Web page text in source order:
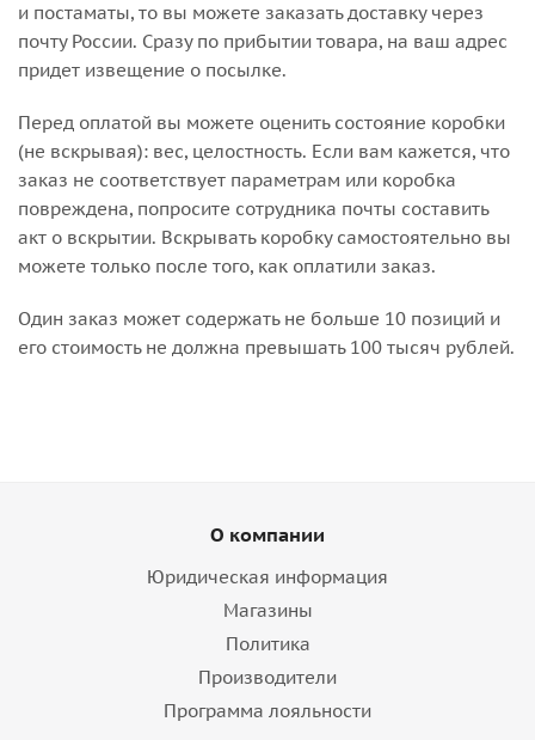
и постаматы, то вы можете заказать доставку через
почту России. Сразу по прибытии товара, на ваш адрес
придет извещение о посылке.
Перед оплатой вы можете оценить состояние коробки
(не вскрывая): вес, целостность. Если вам кажется, что
заказ не соответствует параметрам или коробка
повреждена, попросите сотрудника почты составить
акт о вскрытии. Вскрывать коробку самостоятельно вы
можете только после того, как оплатили заказ.
Один заказ может содержать не больше 10 позиций и
его стоимость не должна превышать 100 тысяч рублей.
О компании
Юридическая информация
Магазины
Политика
Производители
Программа лояльности